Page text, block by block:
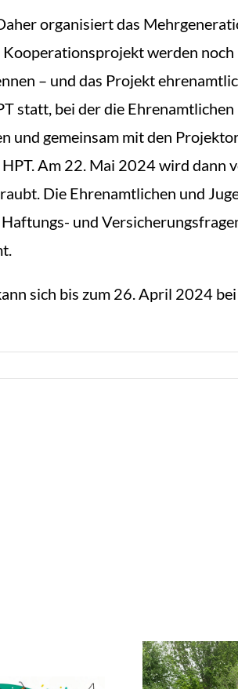
organisiert das
werden
– und das Projekt
statt, bei der die
und gemeinsam mit den
Am 22. Mai 2024 wird dann
Die Ehrenamtlichen und
und
sich bis zum 26. April 2024